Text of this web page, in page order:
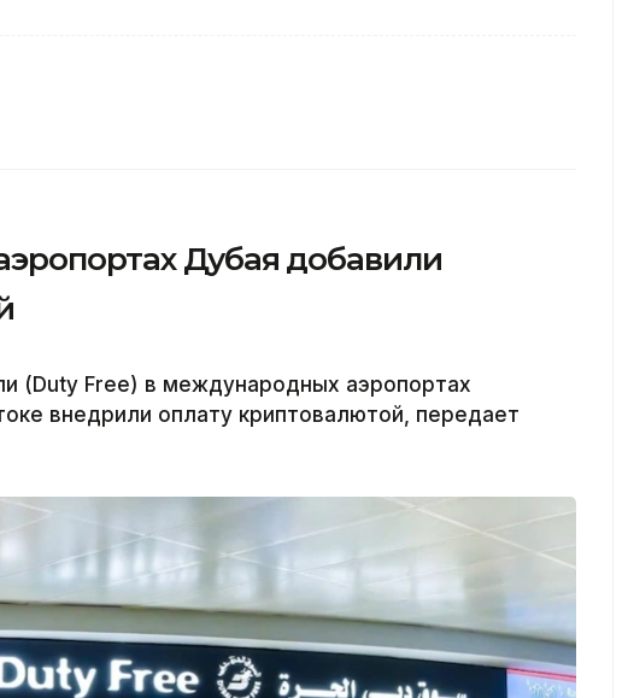
Дубая добавили
(Duty Free) в международных аэропортах
внедрили оплату криптовалютой, передает